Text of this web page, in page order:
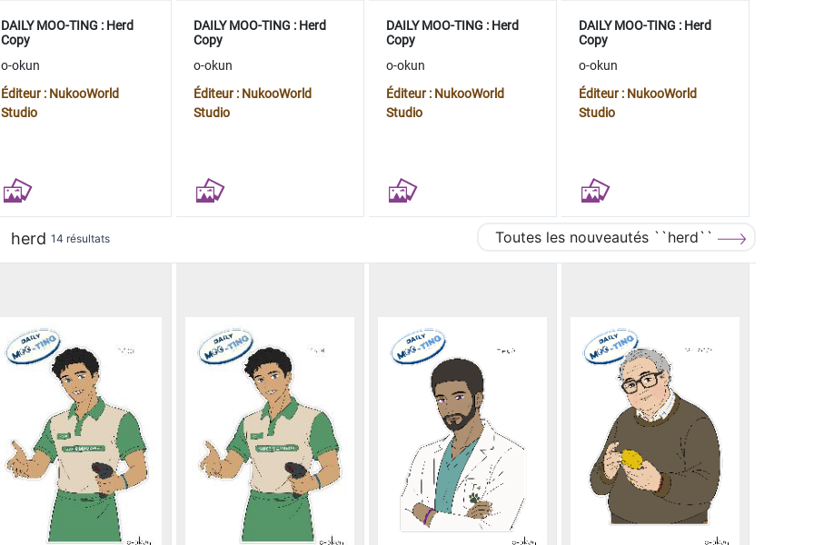
DAILY MOO-TING : Herd
Copy
o-okun
Éditeur : NukooWorld
Studio
DAILY MOO-TING : Herd
Copy
o-okun
Éditeur : NukooWorld
Studio
DAILY MOO-TING : Herd
Copy
o-okun
Éditeur : NukooWorld
Studio
DAILY MOO-TING : Herd
Copy
o-okun
Éditeur : NukooWorld
Studio
herd 14 résultats Toutes les nouveautés ``herd``